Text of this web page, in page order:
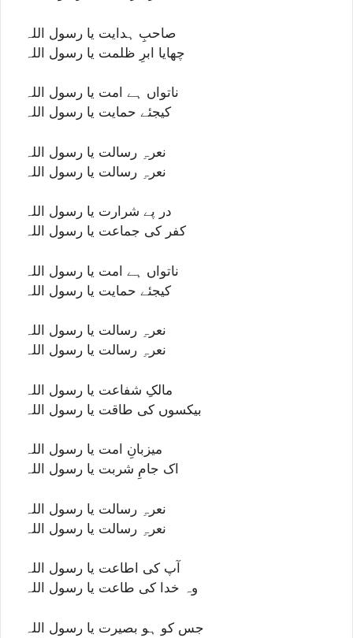
صاحبِ ہدایت یا رسول اللہ
چھایا ابرِ ظلمت یا رسول اللہ
ناتواں ہے امت یا رسول اللہ
کیجئے حمایت یا رسول اللہ
نعرہِ رسالت یا رسول اللہ
نعرہِ رسالت یا رسول اللہ
در پے شرارت یا رسول اللہ
کفر کی جماعت یا رسول اللہ
ناتواں ہے امت یا رسول اللہ
کیجئے حمایت یا رسول اللہ
نعرہِ رسالت یا رسول اللہ
نعرہِ رسالت یا رسول اللہ
مالکِ شفاعت یا رسول اللہ
بیکسوں کی طاقت یا رسول اللہ
میزبانِ امت یا رسول اللہ
اک جامِ شربت یا رسول اللہ
نعرہِ رسالت یا رسول اللہ
نعرہِ رسالت یا رسول اللہ
آپ کی اطاعت یا رسول اللہ
وہ خدا کی طاعت یا رسول اللہ
جس کو ہو بصیرت یا رسول اللہ